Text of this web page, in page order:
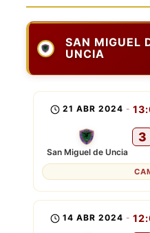
SAN MIGUEL
UNCIA
21 ABR 2024 -
San Miguel de Uncia
3
14 ABR 2024 -